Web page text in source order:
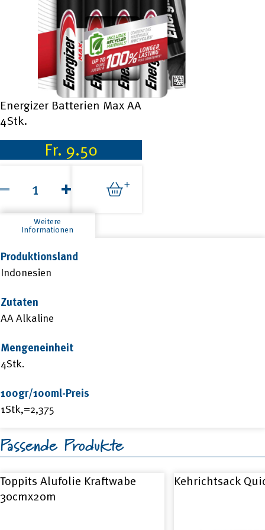
Energizer Batterien Max AA
4Stk.
Fr. 9.50
Max
4Stk.
Menge Weitere
Informationen
Produktionsland
Indonesien
Zutaten
AA Alkaline
Mengeneinheit
4Stk.
100gr/100ml-Preis
1Stk,=2,375
Passende Produkte
Toppits Alufolie Kraftwabe
30cmx20m
Kehrichtsack